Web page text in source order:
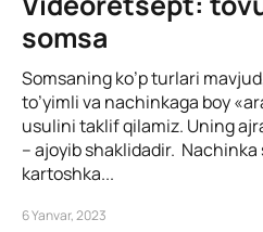
somsa
Somsaning ko’p turlari
to’yimli va nachinkaga boy
usulini taklif qilamiz. Uning
– ajoyib shaklidadir. Nachinka
kartoshka...
6 Yanvar, 2023